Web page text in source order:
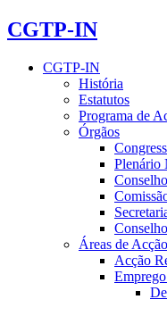
CGTP-IN
CGTP-IN
História
Estatutos
Programa de
Órgãos
Plenário
Áreas de Acção
Acção